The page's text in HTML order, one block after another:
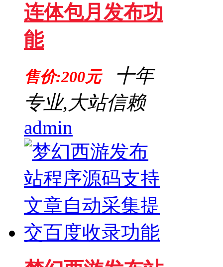
连体包月发布功
能
售价:200元
十年
专业,大站信赖
admin